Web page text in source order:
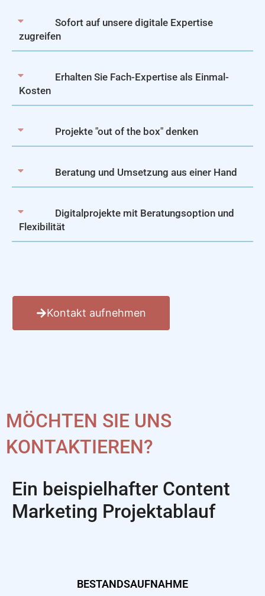
Sofort auf unsere digitale Expertise
zugreifen
Erhalten Sie Fach-Expertise als Einmal-
Kosten
Projekte "out of the box" denken
Beratung und Umsetzung aus einer Hand
Digitalprojekte mit Beratungsoption und
Flexibilität
Kontakt aufnehmen
MÖCHTEN SIE UNS
KONTAKTIEREN?
Ein beispielhafter Content
Marketing Projektablauf
BESTANDSAUFNAHME